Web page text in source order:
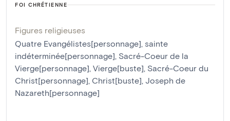
FOI CHRÉTIENNE
Figures religieuses
Quatre Evangélistes[personnage], sainte
indéterminée[personnage], Sacré-Coeur de la
Vierge[personnage], Vierge[buste], Sacré-Coeur du
Christ[personnage], Christ[buste], Joseph de
Nazareth[personnage]